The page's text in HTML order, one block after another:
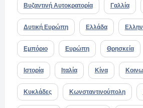
Βυζαντινή Αυτοκρατορία Γαλλία
Δυτική Ευρώπη Ελλάδα
Εμπόριο Ευρώπη Θρησκεία
Ιστορία Ιταλία Κίνα
Κυκλάδες Κωνσταντινούπολη